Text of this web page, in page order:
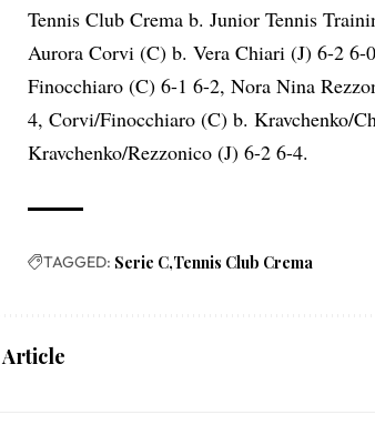
Tennis Club Crema b. Junior Tennis
Aurora Corvi (C) b. Vera Chiari (J) 6-2
Finocchiaro (C) 6-1 6-2, Nora Nina
4, Corvi/Finocchiaro (C) b. Kravchenko/
Kravchenko/Rezzonico (J) 6-2 6-4.
TAGGED: Serie C Tennis Club Crema
Article